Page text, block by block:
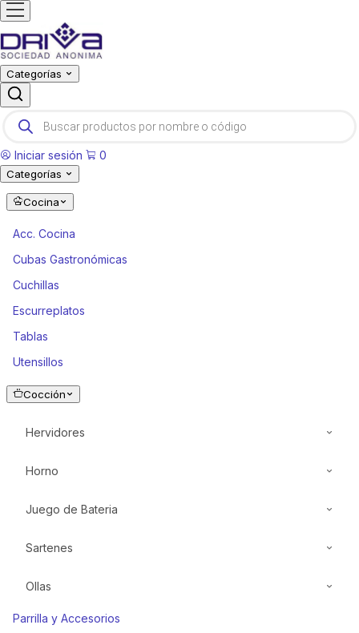
Categorías
search
Iniciar sesión 0
Categorías
Cocina
Acc. Cocina
Cubas Gastronómicas
Cuchillas
Escurreplatos
Tablas
Utensillos
Cocción
Hervidores
Acero
Teflon
Horno
Acero
Teflón
Juego de Bateria
Acero
Ceramica
Teflon
Sartenes
Acero
Teflon
Ollas
Teflón
Parrilla y Accesorios